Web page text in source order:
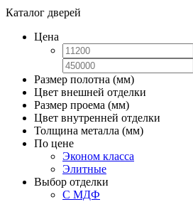
Каталог дверей
Цена
Размер полотна (мм)
Цвет внешней отделки
Размер проема (мм)
Цвет внутренней отделки
Толщина металла (мм)
По цене
Эконом класса
Элитные
Выбор отделки
С МДФ